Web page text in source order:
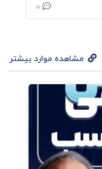
جهان تطبیق
به‌مثابه
انگیزش،
و مزیت
برندهای قوی از
مشاهده موارد بیشتر